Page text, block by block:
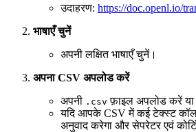
उदाहरण: https://doc.openl.io/
भाषाएँ चुनें
अपनी लक्षित भाषाएँ चुनें।
अपना CSV अपलोड करें
अपनी .csv फ़ाइल अपलोड करें या
यदि आपके CSV में कई टेक्स्ट
अनुवाद करेगा और सेपरेटर एवं